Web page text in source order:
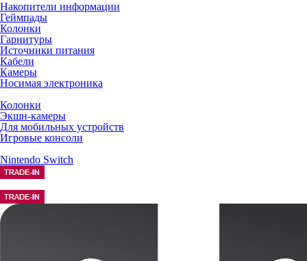
Накопители информации
Геймпады
Колонки
Гарнитуры
Источники питания
Кабели
Камеры
Носимая электроника
Колонки
Экшн-камеры
Для мобильных устройств
Игровые консоли
Nintendo Switch